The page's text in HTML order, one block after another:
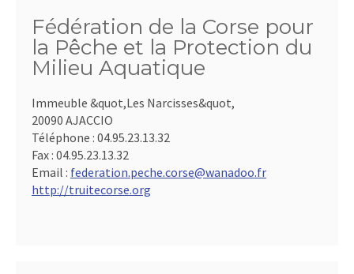
Fédération de la Corse pour
la Pêche et la Protection du
Milieu Aquatique
Immeuble &quot,Les Narcisses&quot,
20090 AJACCIO
Téléphone : 04.95.23.13.32
Fax : 04.95.23.13.32
Email : federation.peche.corse@wanadoo.fr
http://truitecorse.org